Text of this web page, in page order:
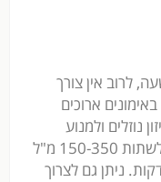
לרוב אין צורך
ארוכים
נוזלים ולמנוע
התייבשות הפוגעת בביצועים. מומלץ לשתות 150-350 מ"ל
מים או משקה איזוטוני כל 15-20 דקות. ניתן גם לצרוך